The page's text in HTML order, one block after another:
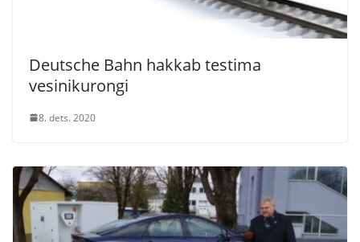
Deutsche Bahn hakkab testima
vesinikurongi
8. dets. 2020